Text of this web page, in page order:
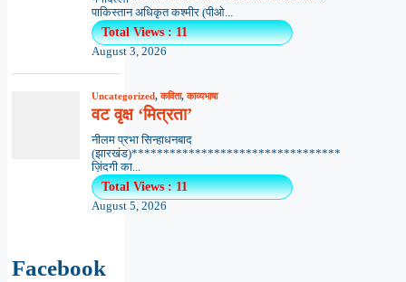
पाकिस्तान अधिकृत कश्मीर (पीओ...
Total Views : 11
August 3, 2026
Uncategorized,कविता,काव्यभाषा
वट वृक्ष ‘मित्रता’
नीलम प्रभा सिन्हाधनबाद
(झारखंड)*********************************
ज़िंदगी का...
Total Views : 11
August 5, 2026
Facebook